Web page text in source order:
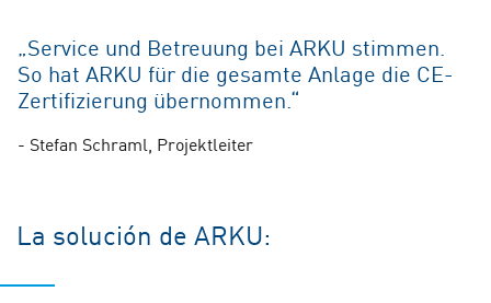
„Service und Betreuung bei ARKU stimmen.
So hat ARKU für die gesamte Anlage die CE-
Zertifizierung übernommen.“
- Stefan Schraml, Projektleiter
La solución de ARKU: